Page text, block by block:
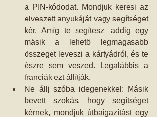
a PIN-kódodat. Mondjuk keresi az
elveszett anyukáját vagy segítséget
kér. Amíg te segítesz, addig egy
másik a lehető legmagasabb
összeget leveszi a kártyádról, és te
észre sem veszed. Legalábbis a
franciák ezt állítják.
Ne állj szóba idegenekkel: Másik
bevett szokás, hogy segítséget
kérnek, mondjuk útbaigazítást egy